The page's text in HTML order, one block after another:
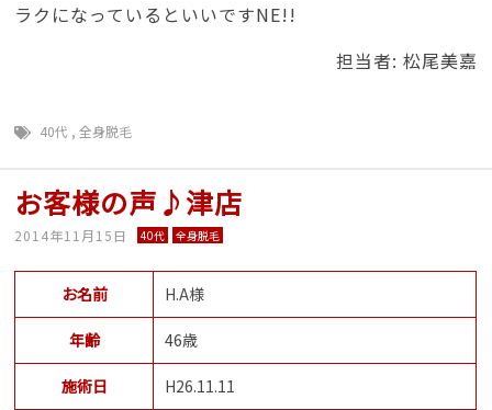
ラクになっているといいですNE!!
担当者: 松尾美嘉
40代 ,全身脱毛
お客様の声♪津店
2014年11月15日 40代 全身脱毛
お名前 H.A様
年齢 46歳
施術日 H26.11.11